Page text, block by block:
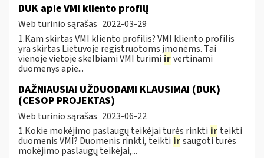
DUK apie VMI kliento profilį
Web turinio sąrašas 2022-03-29
1.Kam skirtas VMI kliento profilis? VMI kliento profilis
yra skirtas Lietuvoje registruotoms įmonėms. Tai
vienoje vietoje skelbiami VMI turimi irvertinami
duomenys apie...
DAŽNIAUSIAI UŽDUODAMI KLAUSIMAI (DUK)
(CESOP PROJEKTAS)
Web turinio sąrašas 2023-06-22
1.Kokie mokėjimo paslaugų teikėjai turės rinkti ir teikti
duomenis VMI? Duomenis rinkti, teikti irsaugoti turės
mokėjimo paslaugų teikėjai,...